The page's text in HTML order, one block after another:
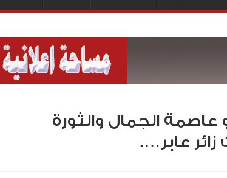
الجمال والثورة
عابر….